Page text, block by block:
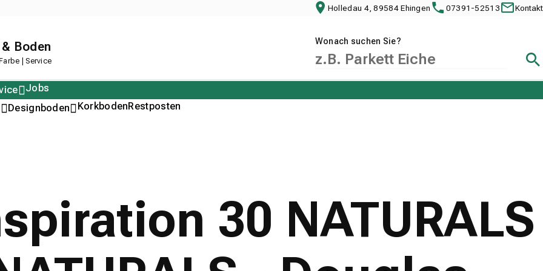
Holledau 4, 89584 Ehingen 07391-52513 Kontakt
Boden
| Service
Wonach suchen Sie?
Designboden KorkbodenRestposten
Jobs
30 NATURALS